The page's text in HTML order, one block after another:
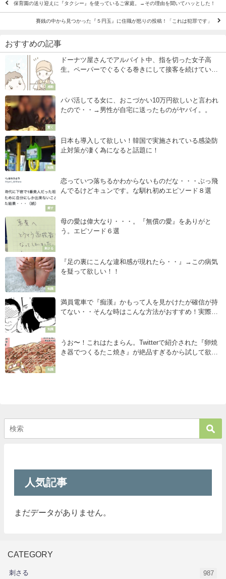
保育園の送り迎えに『タクシー』を使っているご家庭。→その理由を聞いてハッとした！
賽銭の中から見つかった『５円玉』に住職が怒りの投稿！「これは犯罪です」
おすすめの記事
感動
ドーナツ屋さんでアルバイト中、指を切った女子高
生。ペーパーでぐるぐる巻きにして接客を続けている
驚く
パパ活してる女に、おこづかい10万円欲しいと言われ
たので・・→男性が自宅に送ったものがヤバイ。。
知識
日本も導入して欲しい！韓国で実施されている感染防
止対策が凄く為になると話題に！
癒す
恋っていつ落ちるかわからないものだな・・・ぶっ飛
んでるけどキュンです。な馴れ初めエピソード８選
刺さる
母の愛は偉大なり・・・。『無償の愛』をありがと
う。エピソード６選
知識
『足の裏にこんな違和感が現れたら・・』→この病気
を疑って欲しい！！
知識
満員電車で『痴漢』かもって人を見かけたが確信が持
てない・・そんな時はこんな方法がおすすめ！実際に
知識
うお〜！これはたまらん。Twitterで紹介された『卵焼
き器でつくるたこ焼き』が絶品すぎるから試して欲し
人気記事
まだデータがありません。
CATEGORY
刺さる 987